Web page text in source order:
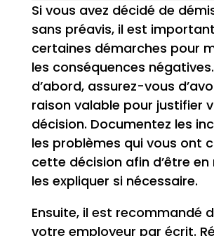
Si vous avez décidé de
sans préavis, il est
certaines démarches pour
les conséquences
d’abord, assurez-vous
raison valable pour justifier
décision. Documentez les
les problèmes qui vous ont
cette décision afin d’être en
les expliquer si nécessaire.
Ensuite, il est recommandé
votre employeur par écrit.